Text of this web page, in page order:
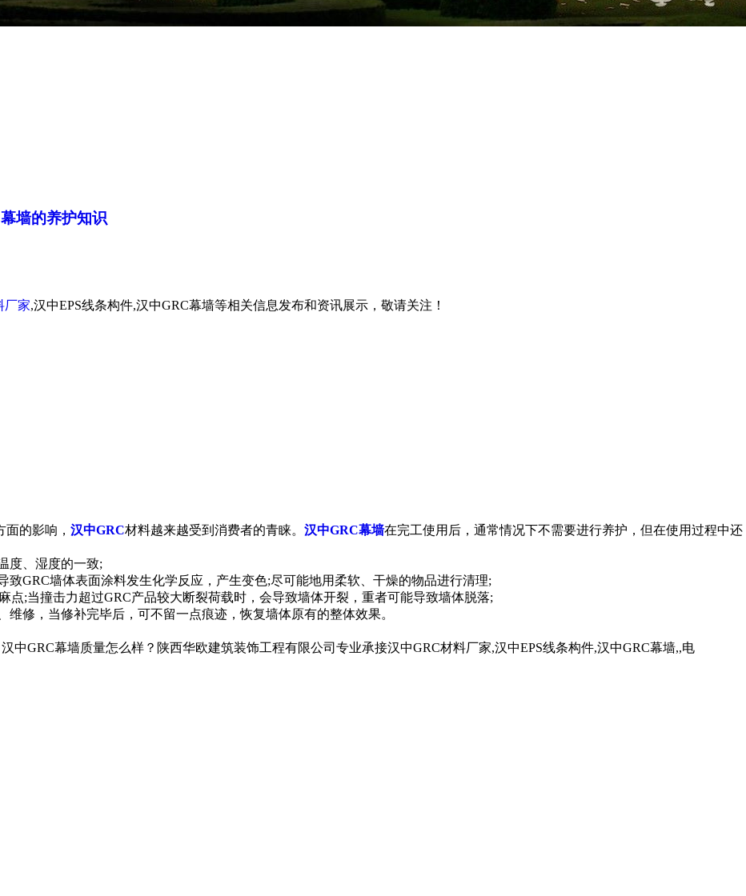
墙的养护知识
厂家,汉中EPS线条构件,汉中GRC幕墙等相关信息发布和资讯展示，敬请关注！
的影响， 汉中GRC材料越来越受到消费者的青睐。 汉中GRC幕墙在完工使用后，通常情况下不需要进行养护，但在使用过程中还
度、湿度的一致;
GRC墙体表面涂料发生化学反应，产生变色;尽可能地用柔软、干燥的物品进行清理;
点;当撞击力超过GRC产品较大断裂荷载时，会导致墙体开裂，重者可能导致墙体脱落;
修，当修补完毕后，可不留一点痕迹，恢复墙体原有的整体效果。
中GRC幕墙质量怎么样？陕西华欧建筑装饰工程有限公司专业承接汉中GRC材料厂家,汉中EPS线条构件,汉中GRC幕墙,,电